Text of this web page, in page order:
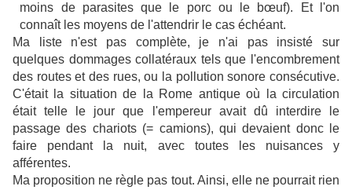
moins de parasites que le porc ou le bœuf). Et l'on
connaît les moyens de l'attendrir le cas échéant.
Ma liste n'est pas complète, je n'ai pas insisté sur
quelques dommages collatéraux tels que l'encombrement
des routes et des rues, ou la pollution sonore consécutive.
C'était la situation de la Rome antique où la circulation
était telle le jour que l'empereur avait dû interdire le
passage des chariots (= camions), qui devaient donc le
faire pendant la nuit, avec toutes les nuisances y
afférentes.
Ma proposition ne règle pas tout. Ainsi, elle ne pourrait rien